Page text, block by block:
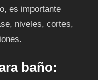
es importante
niveles, cortes,
baño: